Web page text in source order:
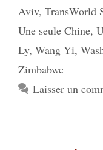
Aviv, TransWorld
Une seule Chine,
Ly, Wang Yi,
Zimbabwe
Laisser un